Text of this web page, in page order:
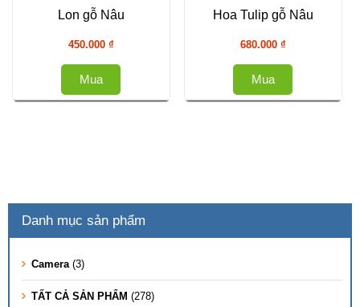
Lon gỗ Nâu
450.000 ₫
Mua
Hoa Tulip gỗ Nâu
680.000 ₫
Mua
Danh mục sản phẩm
Camera (3)
TẤT CẢ SẢN PHẨM (278)